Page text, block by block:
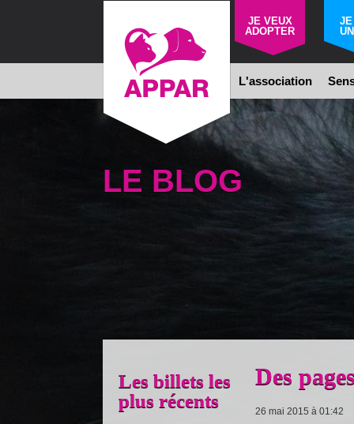
JE VEUX
ADOPTER
JE
L'association
LE BLOG
Les billets les
plus récents
Des
26 mai 2015 à 01:42